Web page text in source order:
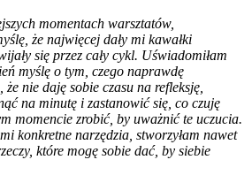
momentach warsztatów,
że najwięcej dały mi kawałki
się przez cały cykl. Uświadomiłam
myślę o tym, czego naprawdę
nie daję sobie czasu na refleksję,
na minutę i zastanowić się, co czuję
momencie zrobić, by uważnić te uczucia.
konkretne narzędzia, stworzyłam nawet
które mogę sobie dać, by siebie